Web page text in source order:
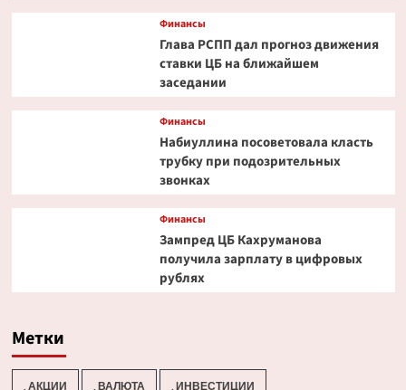
Финансы
Глава РСПП дал прогноз движения
ставки ЦБ на ближайшем
заседании
Финансы
Набиуллина посоветовала класть
трубку при подозрительных
звонках
Финансы
Зампред ЦБ Кахруманова
получила зарплату в цифровых
рублях
Метки
, АКЦИИ , ВАЛЮТА , ИНВЕСТИЦИИ